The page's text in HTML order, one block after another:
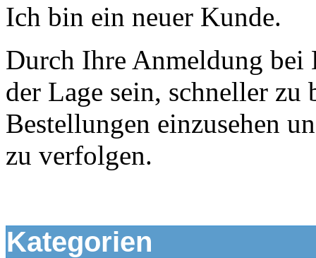
Ich bin ein neuer Kunde.
Durch Ihre Anmeldung bei
der Lage sein, schneller zu
Bestellungen einzusehen
zu verfolgen.
Kategorien